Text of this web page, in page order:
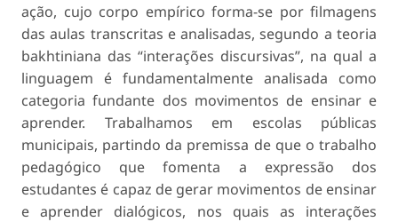
ação, cujo corpo empírico forma-se por filmagens
das aulas transcritas e analisadas, segundo a teoria
bakhtiniana das “interações discursivas”, na qual a
linguagem é fundamentalmente analisada como
categoria fundante dos movimentos de ensinar e
aprender. Trabalhamos em escolas públicas
municipais, partindo da premissa de que o trabalho
pedagógico que fomenta a expressão dos
estudantes é capaz de gerar movimentos de ensinar
e aprender dialógicos, nos quais as interações